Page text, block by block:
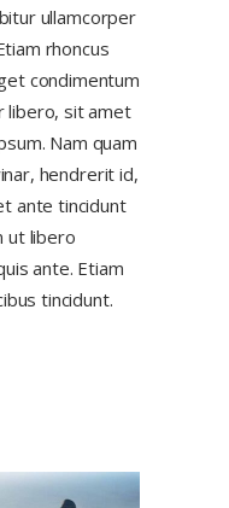
ullamcorper
rhoncus
condimentum
libero, sit amet
Nam quam
hendrerit id,
ante tincidunt
ut libero
ante. Etiam
tincidunt.